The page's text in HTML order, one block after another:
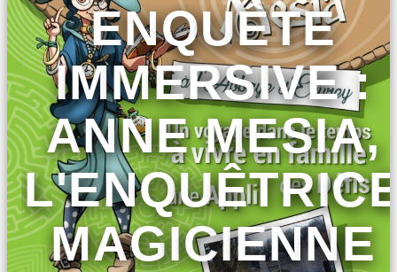
ENQUÊTE
IMMERSIVE :
ANNE MESIA,
MAGICIENNE